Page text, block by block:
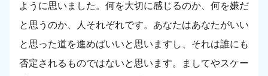
ように思いました。何を大切に感じるのか、何を嫌だ
と思うのか、人それぞれです。あなたはあなたがいい
と思った道を進めばいいと思いますし、それは誰にも
否定されるものではないと思います。ましてやスケー